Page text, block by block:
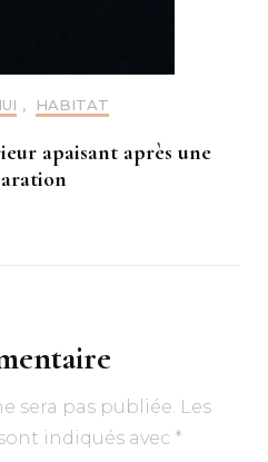
, HABITAT
apaisant après une
sera pas publiée. Les
indiqués avec *